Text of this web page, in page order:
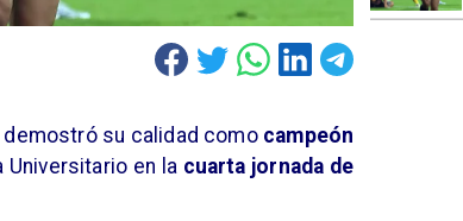
demostró su calidad como campeón
Universitario en la cuarta jornada de